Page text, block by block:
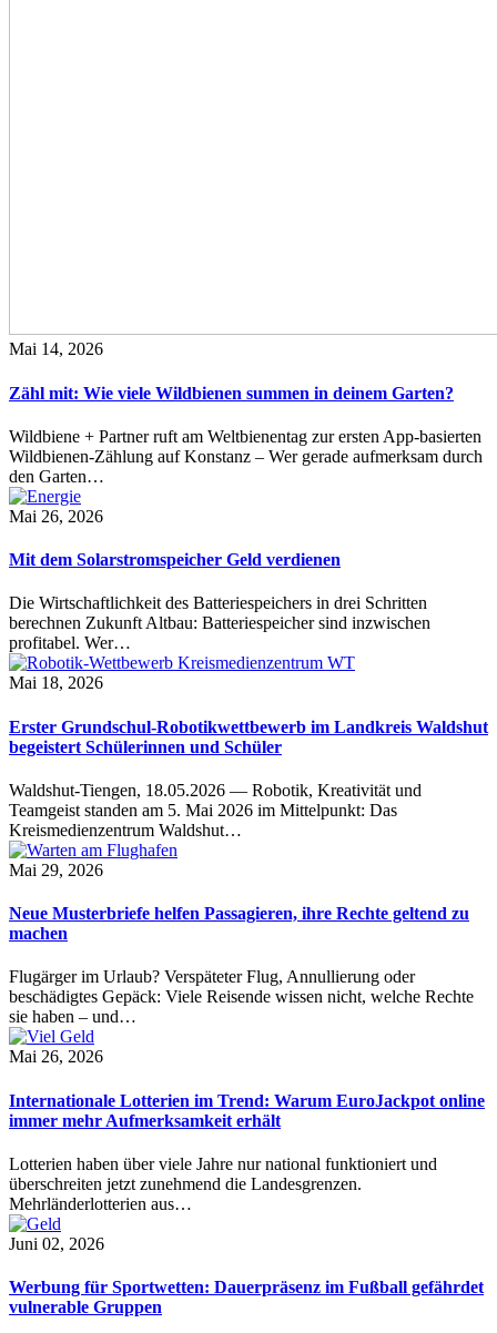
Mai 14, 2026
Zähl mit: Wie viele Wildbienen summen in deinem Garten?
Wildbiene + Partner ruft am Weltbienentag zur ersten App-basierten
Wildbienen-Zählung auf Konstanz – Wer gerade aufmerksam durch
den Garten…
Mai 26, 2026
Mit dem Solarstromspeicher Geld verdienen
Die Wirtschaftlichkeit des Batteriespeichers in drei Schritten
berechnen Zukunft Altbau: Batteriespeicher sind inzwischen
profitabel. Wer…
Mai 18, 2026
Erster Grundschul-Robotikwettbewerb im Landkreis Waldshut
begeistert Schülerinnen und Schüler
Waldshut-Tiengen, 18.05.2026 — Robotik, Kreativität und
Teamgeist standen am 5. Mai 2026 im Mittelpunkt: Das
Kreismedienzentrum Waldshut…
Mai 29, 2026
Neue Musterbriefe helfen Passagieren, ihre Rechte geltend zu
machen
Flugärger im Urlaub? Verspäteter Flug, Annullierung oder
beschädigtes Gepäck: Viele Reisende wissen nicht, welche Rechte
sie haben – und…
Mai 26, 2026
Internationale Lotterien im Trend: Warum EuroJackpot online
immer mehr Aufmerksamkeit erhält
Lotterien haben über viele Jahre nur national funktioniert und
überschreiten jetzt zunehmend die Landesgrenzen.
Mehrländerlotterien aus…
Juni 02, 2026
Werbung für Sportwetten: Dauerpräsenz im Fußball gefährdet
vulnerable Gruppen